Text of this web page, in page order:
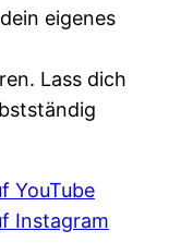
eigenes
Lass dich
YouTube
Instagram